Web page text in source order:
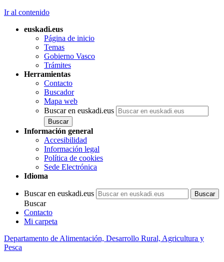
Ir al contenido
euskadi.eus
Página de inicio
Temas
Gobierno Vasco
Trámites
Herramientas
Contacto
Buscador
Mapa web
Buscar en euskadi.eus
Información general
Accesibilidad
Información legal
Política de cookies
Sede Electrónica
Idioma
Buscar en euskadi.eus
Buscar
Contacto
Mi carpeta
Departamento de Alimentación, Desarrollo Rural, Agricultura y
Pesca